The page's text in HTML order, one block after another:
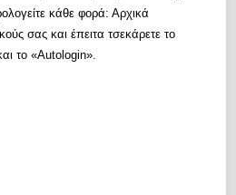
κάθε φορά: Αρχικά
σας και έπειτα τσεκάρετε το
το «Autologin».